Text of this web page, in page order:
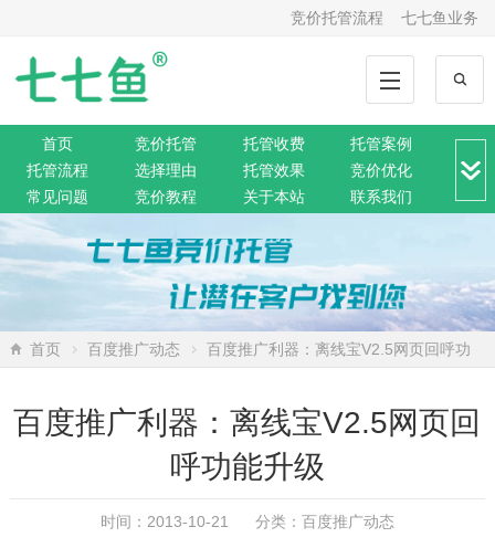
竞价托管流程 七七鱼业务
首页 竞价托管 托管收费
托管案例
托管流程
选择理由 托管效果
竞价优化
常见问题
竞价教程 关于本站
联系我们
竞价转化
网站托管
360托管 神马托管
微信托管
搜索资讯 网络营销
SEO排名
首页 百度推广动态
百度推广利器：离线宝V2.5网页回呼功
百度推广利器：离线宝V2.5网页回
呼功能升级
时间：2013-10-21 分类： 百度推广动态